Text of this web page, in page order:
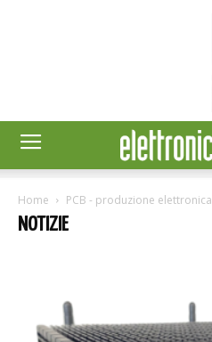
Home PCB - produzione elettronica
NOTIZIE